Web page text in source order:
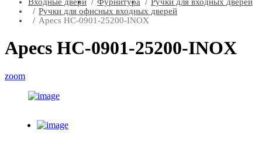
Ручки для офисных входных дверей
Apecs HC-0901-25200-INOX
Apecs HC-0901-25200-INOX
zoom